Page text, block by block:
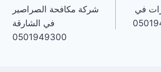
في
شركة مكافحة الصراصير
في الشارقة
0501949300